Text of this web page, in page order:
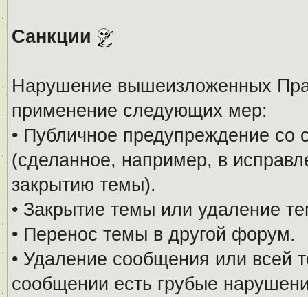
Санкции
Нарушение вышеизложенных
применение следующих мер:
• Публичное предупреждение
(сделанное, например, в
закрытию темы).
• Закрытие темы или удаление
• Перенос темы в другой форум.
• Удаление сообщения или всей
сообщении есть грубые